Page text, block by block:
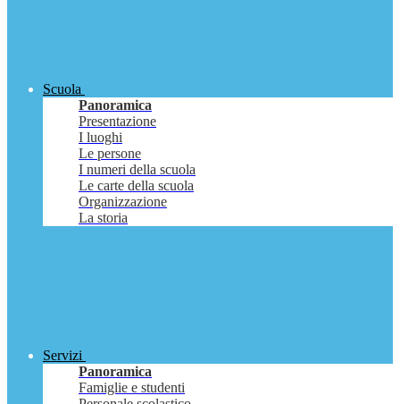
Scuola
Panoramica
Presentazione
I luoghi
Le persone
I numeri della scuola
Le carte della scuola
Organizzazione
La storia
Servizi
Panoramica
Famiglie e studenti